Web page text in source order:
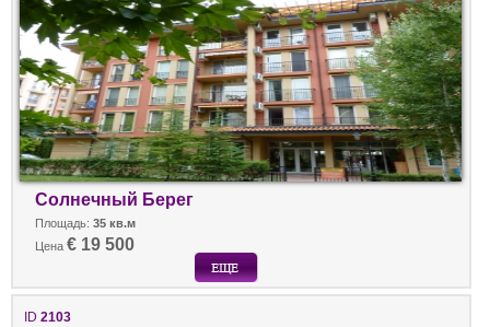
Солнечный Берег
Площадь: 35 кв.м
Цена € 19 500
ID 2103